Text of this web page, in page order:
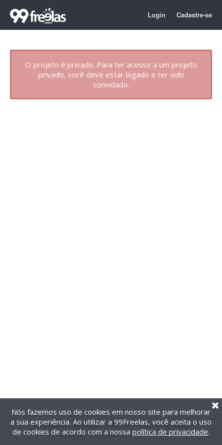
Login Cadastre-se
O projeto é privado. Para ter acesso a um projeto
privado, você deve estar logado e ter sido
convidado.
@2014-2026 99Freelas. Todos os direitos reservados.
Termos de uso| Política de privacidade
Nós fazemos uso de cookies em nosso site para melhorar
a sua experiência. Ao utilizar a 99Freelas, você aceita o uso
de cookies de acordo com a nossa política de privacidade.